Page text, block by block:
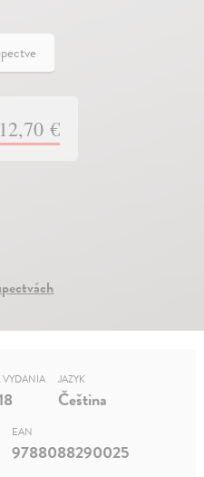
12,70 €
VYDANIA JAZYK
Čeština
EAN
9788088290025